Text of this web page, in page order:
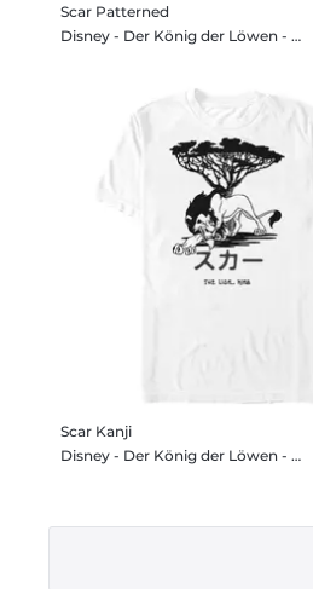
Scar Patterned
Disney - Der König der Löwen - Scar Patterned - Männer T-Shirt
Scar Kanji
Disney - Der König der Löwen - Scar Kanji - Männer T-Shirt